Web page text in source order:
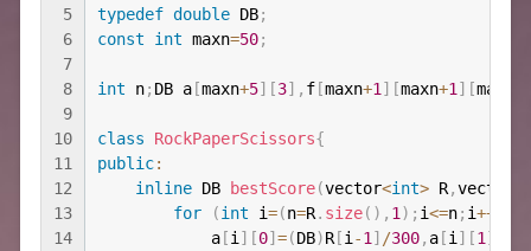
5
6
7
8
9
10
11
12
13
14
typedef double DB;
const
int maxn=50;
int n; DB a[maxn+5] [3] , f[maxn+1 ] [maxn+1 ] [maxn
class RockPaperScissors{
public:
inline DB bestScore(vector<int> R,vector
for
(int i=(n=R. size( ) , 1 ) ; i<=n; i++
            a
[i ] [0] =(DB)R[i -1 ] /300, a[i ] [1 ]